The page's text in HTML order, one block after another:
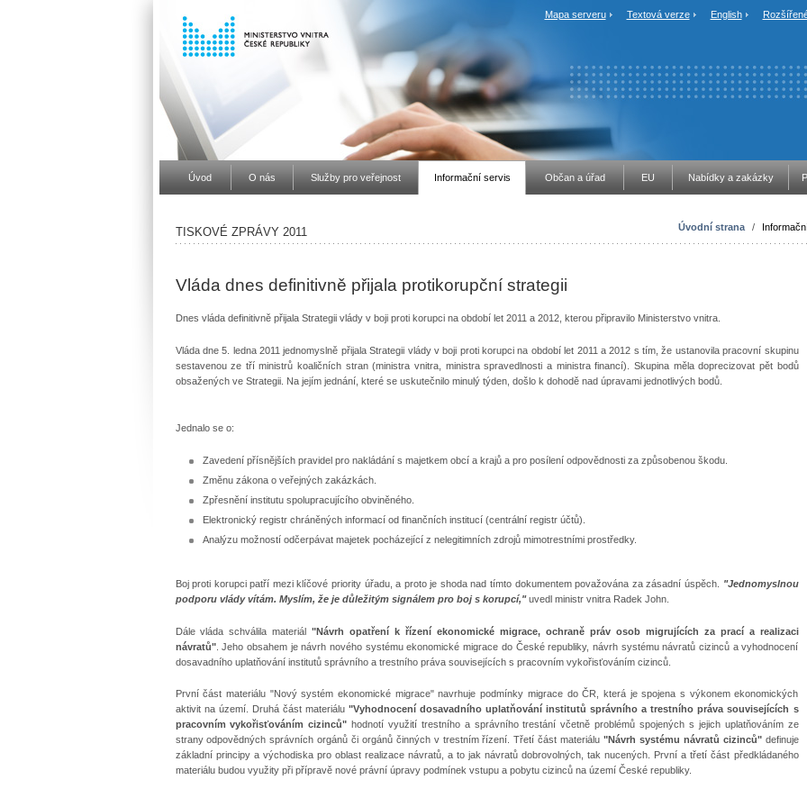
Mapa serveru Textová verze English
Úvod O nás Služby pro veřejnost Informační servis Občan a úřad EU Nabídky a zakázky
Úvodní strana /
TISKOVÉ ZPRÁVY 2011
Vláda dnes definitivně přijala protikorupční strategii
Dnes vláda definitivně přijala Strategii vlády v boji proti korupci na období let 2011 a 2012, kterou připravilo Ministerstvo vnitra.
Vláda dne 5. ledna 2011 jednomyslně přijala Strategii vlády v boji proti korupci na období let 2011 a 2012 s tím, že ustanovila pracovní skupinu
sestavenou ze tří ministrů koaličních stran (ministra vnitra, ministra spravedlnosti a ministra financí). Skupina měla doprecizovat pět bodů
obsažených ve Strategii. Na jejím jednání, které se uskutečnilo minulý týden, došlo k dohodě nad úpravami jednotlivých bodů.
Jednalo se o:
Zavedení přísnějších pravidel pro nakládání s majetkem obcí a krajů a pro posílení odpovědnosti za způsobenou škodu.
Změnu zákona o veřejných zakázkách.
Zpřesnění institutu spolupracujícího obviněného.
Elektronický registr chráněných informací od finančních institucí (centrální registr účtů).
Analýzu možností odčerpávat majetek pocházející z nelegitimních zdrojů mimotrestními prostředky.
Boj proti korupci patří mezi klíčové priority úřadu, a proto je shoda nad tímto dokumentem považována za zásadní úspěch.
"Jednomyslnou
podporu vlády vítám. Myslím, že je důležitým signálem pro boj s korupcí,"uvedl ministr vnitra Radek John.
Dále vláda schválila materiál"Návrh opatření k řízení ekonomické migrace, ochraně práv osob migrujících za prací a realizaci
návratů". Jeho obsahem je návrh nového systému ekonomické migrace do České republiky, návrh systému návratů cizinců a vyhodnocení
dosavadního uplatňování institutů správního a trestního práva souvisejících s pracovním vykořisťováním cizinců.
První část materiálu "Nový systém ekonomické migrace" navrhuje podmínky migrace do ČR, která je spojena s výkonem ekonomických
aktivit na území. Druhá část materiálu "Vyhodnocení dosavadního uplatňování institutů správního a trestního práva souvisejících s
pracovním vykořisťováním cizinců" hodnotí využití trestního a správního trestání včetně problémů spojených s jejich uplatňováním ze
strany odpovědných správních orgánů či orgánů činných v trestním řízení. Třetí část materiálu "Návrh systému návratů cizinců"definuje
základní principy a východiska pro oblast realizace návratů, a to jak návratů dobrovolných, tak nucených. První a třetí část předkládaného
materiálu budou využity při přípravě nové právní úpravy podmínek vstupu a pobytu cizinců na území České republiky.